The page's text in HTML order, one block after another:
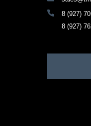
8 (927)
8 (927)